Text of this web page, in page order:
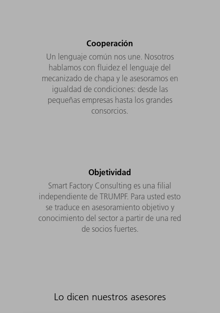
Cooperación
Un lenguaje común nos une. Nosotros
hablamos con fluidez el lenguaje del
mecanizado de chapa y le asesoramos en
igualdad de condiciones: desde las
pequeñas empresas hasta los grandes
consorcios.
Objetividad
Smart Factory Consulting es una filial
independiente de TRUMPF. Para usted esto
se traduce en asesoramiento objetivo y
conocimiento del sector a partir de una red
de socios fuertes.
Lo dicen nuestros asesores